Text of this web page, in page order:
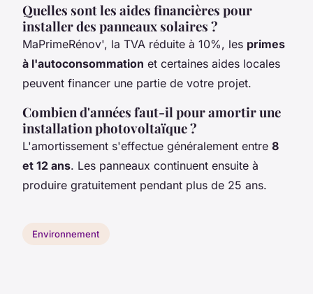
Quelles sont les aides financières pour
installer des panneaux solaires ?
MaPrimeRénov', la TVA réduite à 10%, les primes
à l'autoconsommation et certaines aides locales
peuvent financer une partie de votre projet.
Combien d'années faut-il pour amortir une
installation photovoltaïque ?
L'amortissement s'effectue généralement entre 8
et 12 ans. Les panneaux continuent ensuite à
produire gratuitement pendant plus de 25 ans.
Environnement